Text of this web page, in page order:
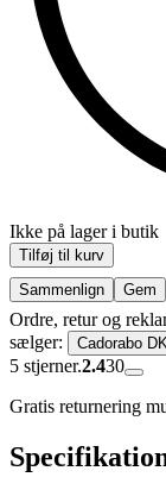
Ikke på lager i butik
Tilføj til kurv
Sammenlign
Gem
Ordre, retur og
sælger:
Cadorabo
5 stjerner.2.430
Gratis returnering